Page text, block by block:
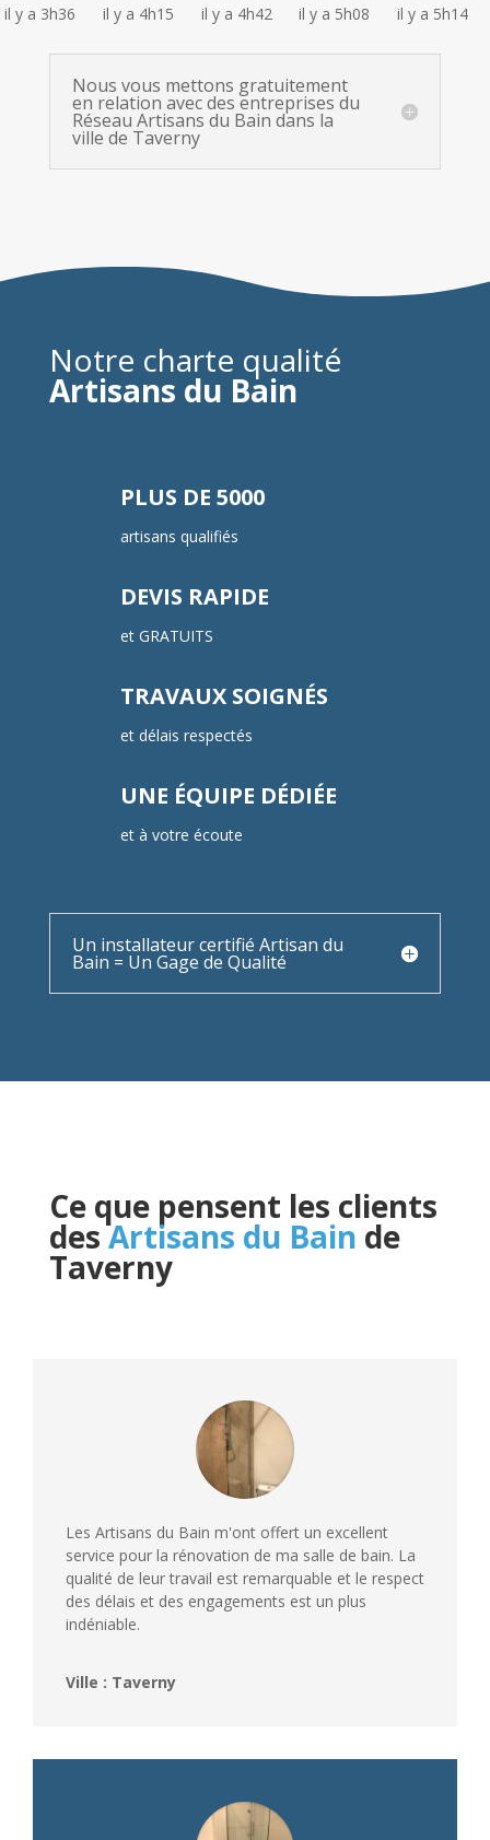
il y a 3h36 il y a 4h15 il y a 4h42 il y a 5h08 il y a 5h14
Nous vous mettons gratuitement
en relation avec des entreprises du
Réseau Artisans du Bain dans la
ville de Taverny
Notre charte qualité
Artisans du Bain
PLUS DE 5000
artisans qualifiés
DEVIS RAPIDE
et GRATUITS
TRAVAUX SOIGNÉS
et délais respectés
UNE ÉQUIPE DÉDIÉE
et à votre écoute
Un installateur certifié Artisan du
Bain = Un Gage de Qualité
Ce que pensent les clients
desArtisans du Bain de
Taverny
Les Artisans du Bain m'ont offert un excellent
service pour la rénovation de ma salle de bain. La
qualité de leur travail est remarquable et le respect
des délais et des engagements est un plus
indéniable.
Ville : Taverny